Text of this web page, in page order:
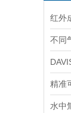
红外
不同
水中